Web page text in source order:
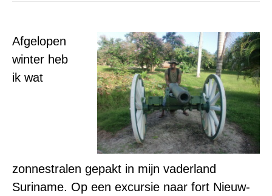
Afgelopen
winter heb
ik wat
zonnestralen gepakt in mijn vaderland
Suriname. Op een excursie naar fort Nieuw-